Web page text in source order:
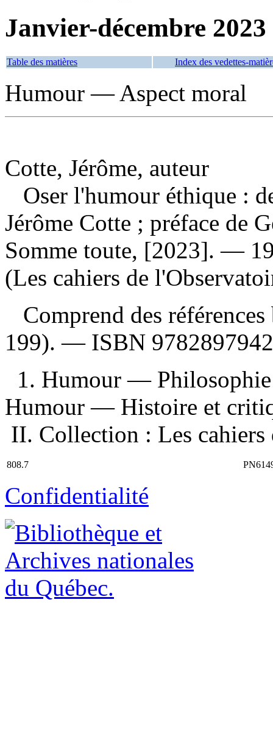
Janvier-décembre 2023
Table des matières Index des vedettes-
Humour — Aspect moral
Cotte, Jérôme, auteur
Oser l'humour éthique :
Jérôme Cotte ; préface de
Somme toute, [2023]. —
(Les cahiers de
Comprend des
199). — ISBN
1. Humour —
Humour — Histoire et
II. Collection : Les
808.7
Confidentialité